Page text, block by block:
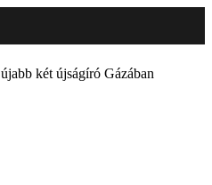
két újságíró Gázában